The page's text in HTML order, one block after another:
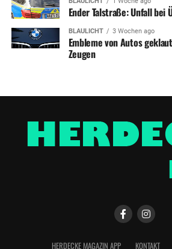
Ender Talstraße: Unfall bei
BLAULICHT 3 Wochen ago
Embleme von Autos
Zeugen
HERDECKE MAGAZIN APP KONTAKT